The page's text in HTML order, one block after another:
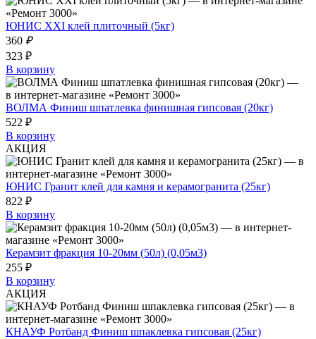
ЮНИС XXI клей плиточный (5кг)
360 ₽
323 ₽
В корзину
ВОЛМА Финиш шпатлевка финишная гипсовая (20кг)
522 ₽
В корзину
АКЦИЯ
ЮНИС Гранит клей для камня и керамогранита (25кг)
822 ₽
В корзину
Керамзит фракция 10-20мм (50л) (0,05м3)
255 ₽
В корзину
АКЦИЯ
КНАУФ Ротбанд Финиш шпаклевка гипсовая (25кг)